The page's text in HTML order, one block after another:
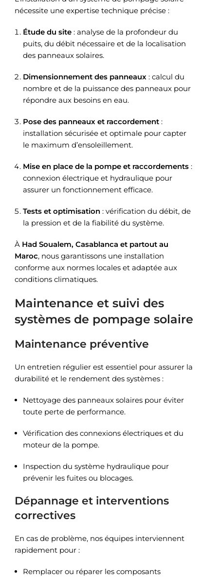
nécessite une expertise technique précise :
Étude du site : analyse de la profondeur du
puits, du débit nécessaire et de la localisation
des panneaux solaires.
Dimensionnement des panneaux : calcul du
nombre et de la puissance des panneaux pour
répondre aux besoins en eau.
Pose des panneaux et raccordement :
installation sécurisée et optimale pour capter
le maximum d’ensoleillement.
Mise en place de la pompe et raccordements :
connexion électrique et hydraulique pour
assurer un fonctionnement efficace.
Tests et optimisation : vérification du débit, de
la pression et de la fiabilité du système.
À Had Soualem, Casablanca et partout au
Maroc, nous garantissons une installation
conforme aux normes locales et adaptée aux
conditions climatiques.
Maintenance et suivi des
systèmes de pompage solaire
Maintenance préventive
Un entretien régulier est essentiel pour assurer la
durabilité et le rendement des systèmes :
Nettoyage des panneaux solaires pour éviter
toute perte de performance.
Vérification des connexions électriques et du
moteur de la pompe.
Inspection du système hydraulique pour
prévenir les fuites ou blocages.
Dépannage et interventions
correctives
En cas de problème, nos équipes interviennent
rapidement pour :
Remplacer ou réparer les composants